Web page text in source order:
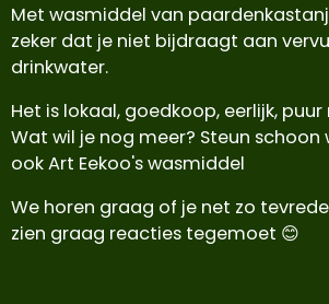
Met wasmiddel van
zeker dat je niet bijdraagt aan
drinkwater.
Het is lokaal, goedkoop, eerlijk,
Wat wil je nog meer? Steun schoon
ook Art Eekoo's wasmiddel
We horen graag of je net zo
zien graag reacties tegemoet 😊